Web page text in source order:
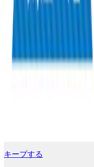
キープする